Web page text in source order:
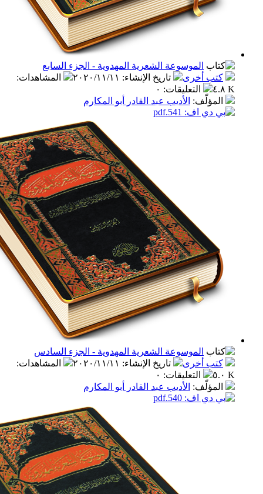
الموسوعة الشعرية المهدوية - الجزء السابع
أخرى
تاريخ الإنشاء :٢٠٢٠/١١/١١ المشاهدات:
التعليقات:٠
الأديب عبد القادر أبو المكارم
الموسوعة الشعرية المهدوية - الجزء السادس
أخرى
تاريخ الإنشاء :٢٠٢٠/١١/١١ المشاهدات:
التعليقات:٠
الأديب عبد القادر أبو المكارم